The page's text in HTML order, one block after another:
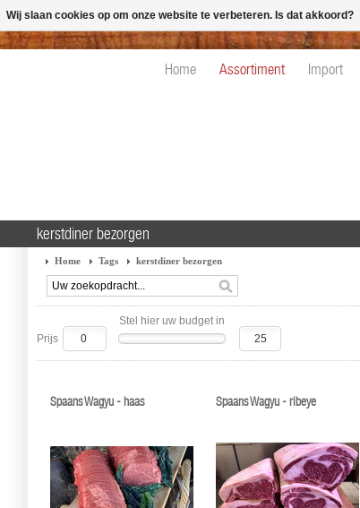
Home Assortiment Import
kerstdiner bezorgen
Home Tags kerstdiner bezorgen
Stel hier uw budget in
Prijs
Spaans Wagyu - haas Spaans Wagyu - ribeye
Wij slaan cookies op om onze website te verbeteren. Is dat akkoord?